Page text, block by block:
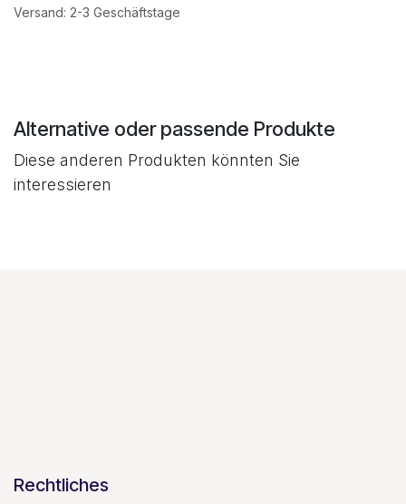
Versand: 2-3 Geschäftstage
Alternative oder passende Produkte
Diese anderen Produkten könnten Sie
interessieren
Rechtliches